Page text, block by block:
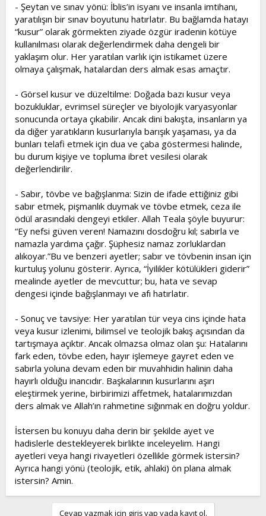
- Şeytan ve sınav yönü: İblis’in isyanı ve insanla imtihanı,
yaratılışın bir sınav boyutunu hatırlatır. Bu bağlamda hatayı
“kusur” olarak görmekten ziyade özgür iradenin kötüye
kullanılması olarak değerlendirmek daha dengeli bir
yaklaşım olur. Her yaratılan varlık için istikamet üzere
olmaya çalışmak, hatalardan ders almak esas amaçtır.
- Görsel kusur ve düzeltilme: Doğada bazı kusur veya
bozukluklar, evrimsel süreçler ve biyolojik varyasyonlar
sonucunda ortaya çıkabilir. Ancak dini bakışta, insanların ya
da diğer yaratıkların kusurlarıyla barışık yaşaması, ya da
bunları telafi etmek için dua ve çaba göstermesi halinde,
bu durum kişiye ve topluma ibret vesilesi olarak
değerlendirilir.
- Sabır, tövbe ve bağışlanma: Sizin de ifade ettiğiniz gibi
sabır etmek, pişmanlık duymak ve tövbe etmek, ceza ile
ödül arasındaki dengeyi etkiler. Allah Teala şöyle buyurur:
“Ey nefsi güven veren! Namazını dosdoğru kıl; sabırla ve
namazla yardıma çağır. Şüphesiz namaz zorluklardan
alıkoyar.”Bu ve benzeri ayetler; sabır ve tövbenin insan için
kurtuluş yolunu gösterir. Ayrıca, “İyilikler kötülükleri giderir”
mealinde ayetler de mevcuttur; bu, hata ve sevap
dengesi içinde bağışlanmayı ve afı hatırlatır.
- Sonuç ve tavsiye: Her yaratılan tür veya cins içinde hata
veya kusur izlenimi, bilimsel ve teolojik bakış açısından da
tartışmaya açıktır. Ancak olmazsa olmaz olan şu: Hatalarını
fark eden, tövbe eden, hayır işlemeye gayret eden ve
sabırla yoluna devam eden bir muvahhidin halinin daha
hayırlı olduğu inancıdır. Başkalarının kusurlarını aşırı
eleştirmek yerine, birbirimizi affetmek, hatalarımızdan
ders almak ve Allah’ın rahmetine sığınmak en doğru yoldur.
İstersen bu konuyu daha derin bir şekilde ayet ve
hadislerle destekleyerek birlikte inceleyelim. Hangi
ayetleri veya hangi rivayetleri özellikle görmek istersin?
Ayrıca hangi yönü (teolojik, etik, ahlaki) ön plana almak
istersin? Amin.
Cevap yazmak için giriş yap yada kayıt ol.